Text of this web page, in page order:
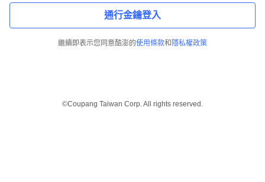
通行金鑰登入
繼續即表示您同意酷澎的使用條款和 隱私權政策
©Coupang Taiwan Corp. All rights reserved.